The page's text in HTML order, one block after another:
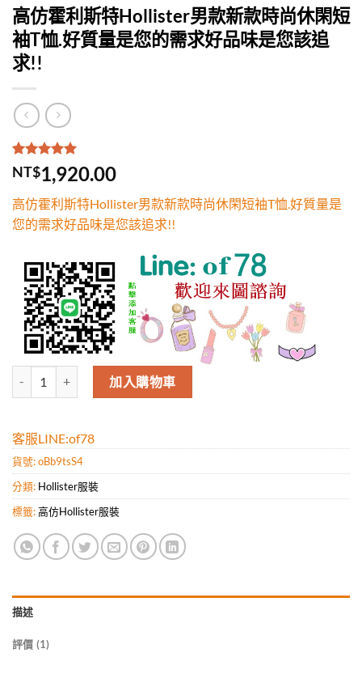
高仿霍利斯特Hollister男款新款時尚休閑短
袖T恤.好質量是您的需求好品味是您該追
求!!
評分5.00/
5，已有
1
位
分
NT$1,920.00
高仿霍利斯特Hollister男款新款時尚休閑短袖T恤.好質量是
您的需求好品味是您該追求!!
高仿霍利斯特Hollister男款新款時尚休閑短袖T恤.好質量是您的需求
加入購物車
客服LINE:of78
貨號:oBb9tsS4
分類: Hollister服裝
標籤:高仿Hollister服裝
描述
評價 (1)